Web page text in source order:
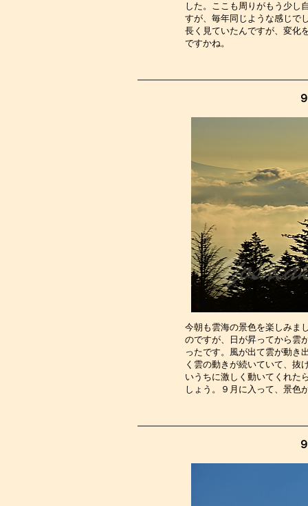
した。ここも周りがもう少し
すが、毎年同じような感じで
長く見ていたんですが、変化
で
今朝も雲海の景色を楽しみま
のですが、日が昇ってから雲
ったです。風が出て雲が動き
く雲の動きが続いていて、抜
いうちに激しく動いてくれた
しょう。９月に入